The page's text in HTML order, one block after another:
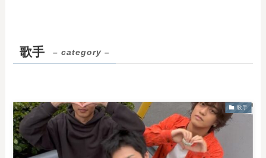
歌手 – category –
歌手